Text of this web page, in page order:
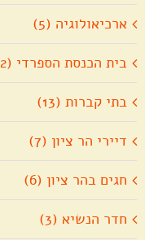
ארכיאולוגיה (5)
בית הכנסת הספרדי (2)
בתי קברות (13)
דיירי הר ציון (7)
חגים בהר ציון (6)
חדר הנשיא (3)